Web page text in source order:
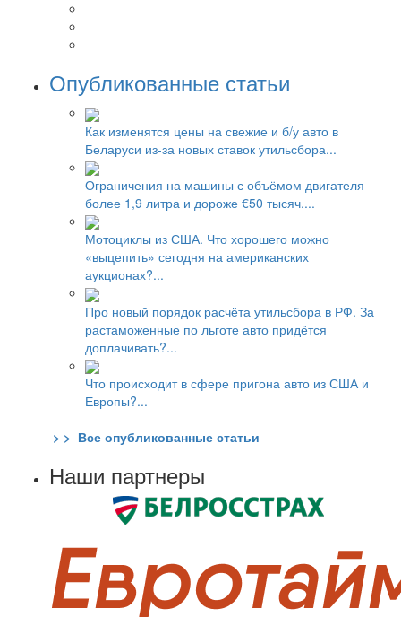
Опубликованные статьи
Как изменятся цены на свежие и б/у авто в
Беларуси из-за новых ставок утильсбора...
Ограничения на машины с объёмом двигателя
более 1,9 литра и дороже €50 тысяч....
Мотоциклы из США. Что хорошего можно
«выцепить» сегодня на американских
аукционах?...
Про новый порядок расчёта утильсбора в РФ. За
растаможенные по льготе авто придётся
доплачивать?...
Что происходит в сфере пригона авто из США и
Европы?...
> > Все опубликованные статьи
Наши партнеры